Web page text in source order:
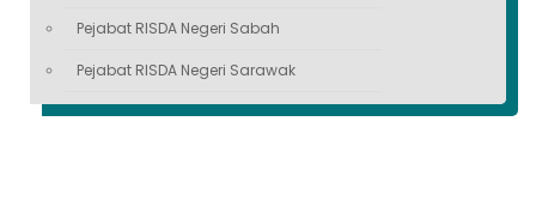
Pejabat RISDA Negeri Sabah
Pejabat RISDA Negeri Sarawak